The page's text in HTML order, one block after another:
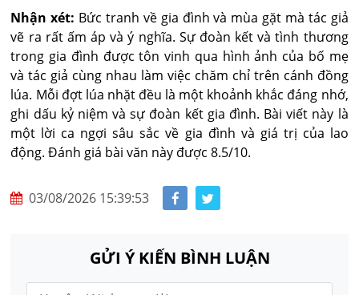
Nhận xét: Bức tranh về gia đình và mùa gặt mà tác giả
vẽ ra rất ấm áp và ý nghĩa. Sự đoàn kết và tình thương
trong gia đình được tôn vinh qua hình ảnh của bố mẹ
và tác giả cùng nhau làm việc chăm chỉ trên cánh đồng
lúa. Mỗi đợt lúa nhặt đều là một khoảnh khắc đáng nhớ,
ghi dấu kỷ niệm và sự đoàn kết gia đình. Bài viết này là
một lời ca ngợi sâu sắc về gia đình và giá trị của lao
động. Đánh giá bài văn này được 8.5/10.
03/08/2026 15:39:53
GỬI Ý KIẾN BÌNH LUẬN